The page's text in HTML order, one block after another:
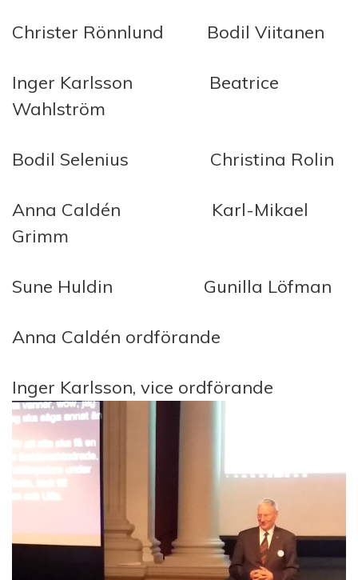
Christer Rönnlund Bodil Viitanen
Inger Karlsson Beatrice
Wahlström
Bodil Selenius Christina Rolin
Anna Caldén Karl-Mikael
Grimm
Sune Huldin Gunilla Löfman
Anna Caldén ordförande
Inger Karlsson, vice ordförande